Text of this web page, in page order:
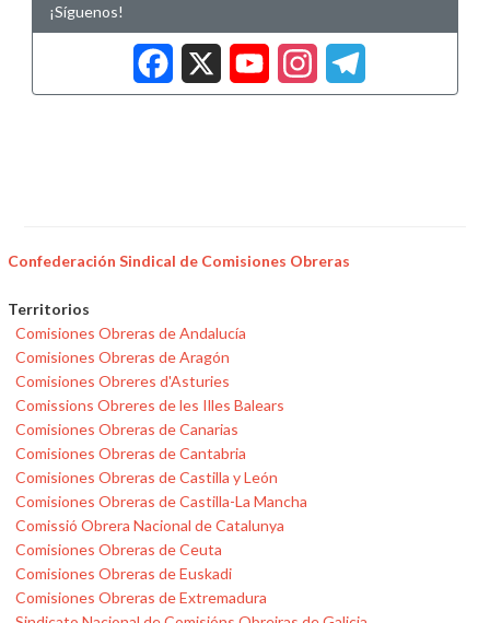
¡Síguenos!
Facebook
X
Confederación Sindical de Comisiones Obreras
Territorios
Comisiones Obreras de Andalucía
Comisiones Obreras de Aragón
Comisiones Obreres d'Asturies
Comissions Obreres de les Illes Balears
Comisiones Obreras de Canarias
Comisiones Obreras de Cantabria
Comisiones Obreras de Castilla y León
Comisiones Obreras de Castilla-La Mancha
Comissió Obrera Nacional de Catalunya
Comisiones Obreras de Ceuta
Comisiones Obreras de Euskadi
Comisiones Obreras de Extremadura